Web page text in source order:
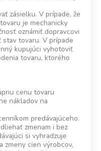
zásielku. V prípade, že
je mechanicky
oznámiť dopravcovi
tovaru. V prípade
kupujúci vyhotoviť
tovaru, ktorého
cenu tovaru
nákladov na
predávajúceho.
zmenam i bez
si vyhradzuje
zmeny cien výrobcov,